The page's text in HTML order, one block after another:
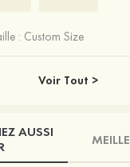
: Custom Size
Voir Tout >
AUSSI